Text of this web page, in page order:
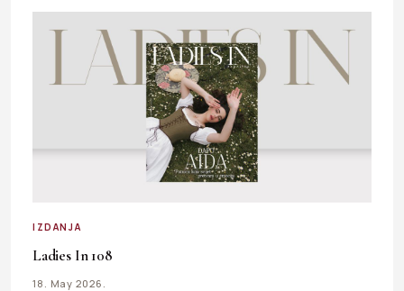
IZDANJA
Ladies In 108
18. May 2026.